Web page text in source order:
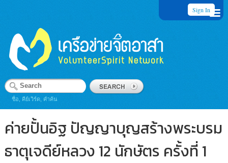
Sign In
ชื่อ, คีย์เวิร์ด, คำค้น
ค่ายปั้นอิฐ ปัญญาบุญสร้างพระบรม
ธาตุเจดีย์หลวง 12 นักษัตร ครั้งที่ 1